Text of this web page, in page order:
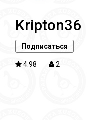
Kripton36
Подписаться
4.98 2